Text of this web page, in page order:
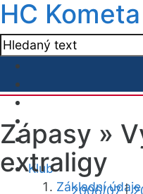
HC
Klub
Základní údaje
Zápasy »
extraligy
2006/07|